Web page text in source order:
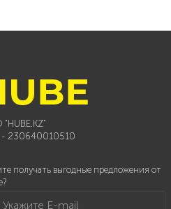
- 230640010510
получать выгодные предложения от
Укажите E-mail